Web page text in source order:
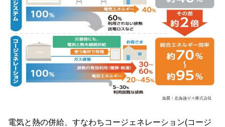
電気と熱の併給、すなわちコージェネレーション(コージ